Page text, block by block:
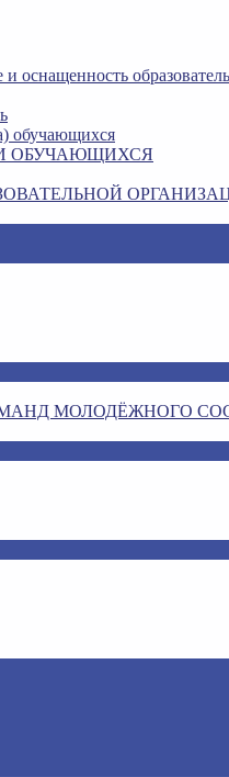
оснащенность
обучающихся
ОБУЧАЮЩИХСЯ
МОЛОДЁЖНОГО